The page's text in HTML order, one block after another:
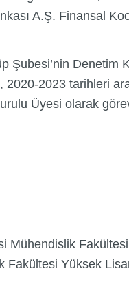
A.Ş. Finansal
Şubesi’nin
2023 tarihleri
Üyesi olarak
Mühendislik
Fakültesi Yüksek